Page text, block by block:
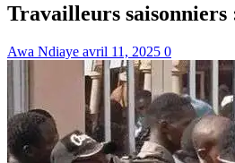
Travailleurs saisonniers
Awa Ndiaye avril 11, 2025 0